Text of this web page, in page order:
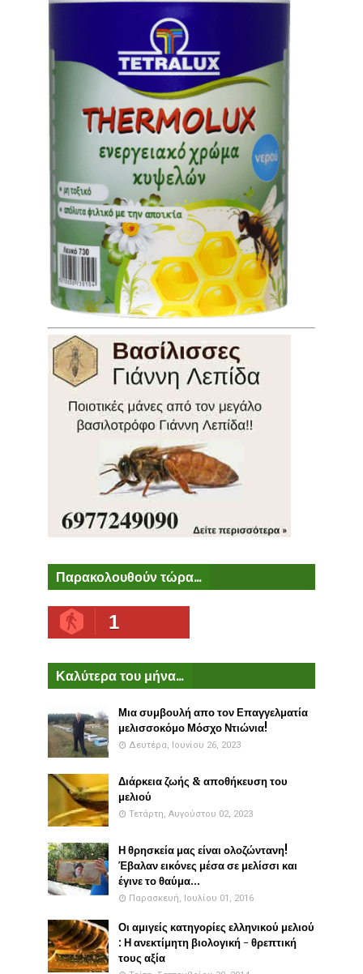
Παρακολουθούν τώρα...
1
Καλύτερα του μήνα...
Μια συμβουλή απο τον Επαγγελματία
μελισσοκόμο Μόσχο Ντιώνια!
Δευτέρα, Ιουνίου 26, 2023
Διάρκεια ζωής & αποθήκευση του
μελιού
Τετάρτη, Αυγούστου 02, 2023
Η θρησκεία μας είναι ολοζώντανη!
Έβαλαν εικόνες μέσα σε μελίσσι και
έγινε το θαύμα...
Παρασκευή, Ιουλίου 01, 2016
Οι αμιγείς κατηγορίες ελληνικού μελιού
: Η ανεκτίμητη βιολογική - θρεπτική
τους αξία